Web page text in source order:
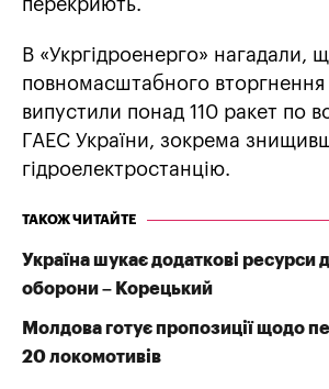
перекриють.
В «Укргідроенерго» нагадали,
повномасштабного вторгнення
випустили понад 110 ракет по
ГАЕС України, зокрема
гідроелектростанцію.
ТАКОЖ ЧИТАЙТЕ
Україна шукає додаткові ресурси
оборони – Корецький
Молдова готує пропозиції щодо
20 локомотивів